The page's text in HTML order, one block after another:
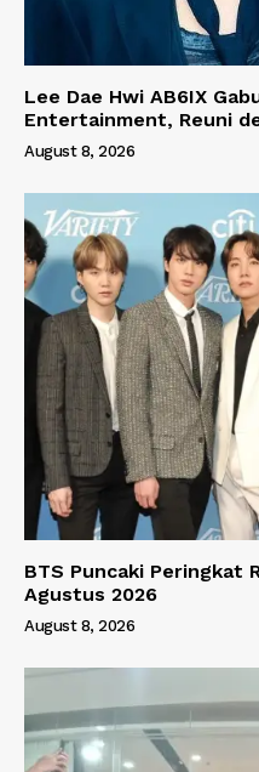
Lee Dae Hwi AB6IX
Entertainment, Reuni
August 8, 2026
BTS Puncaki Peringkat
Agustus 2026
August 8, 2026